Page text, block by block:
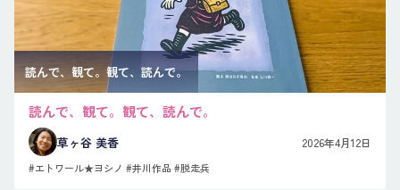
読んで、観て。観て、読んで。
読んで、観て。観て、読んで。
草ヶ谷 美香 2026年4月12日
#エトワール★ヨシノ #井川作品 #脱走兵